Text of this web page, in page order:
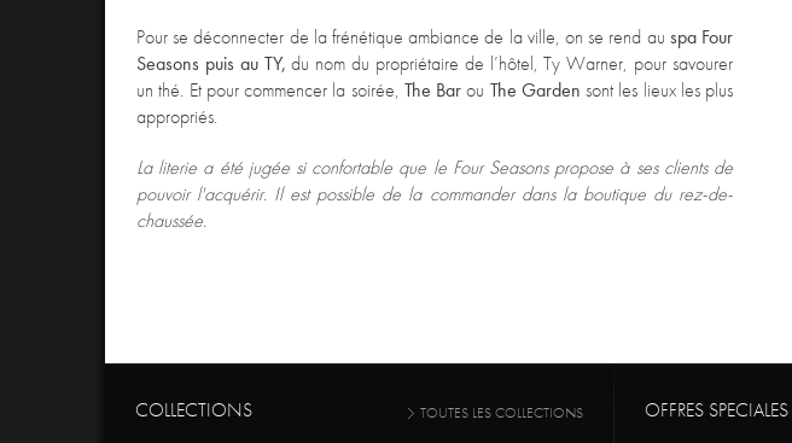
Pour se déconnecter de la frénétique ambiance de la ville, on se rend au spa Four
Seasons puis au TY, du nom du propriétaire de l’hôtel, Ty Warner, pour savourer
un thé. Et pour commencer la soirée, The Barou The Garden sont les lieux les plus
appropriés.
La literie a été jugée si confortable que le Four Seasons propose à ses clients de
pouvoir l'acquérir. Il est possible de la commander dans la boutique du rez-de-
chaussée.
COLLECTIONS TOUTES LES COLLECTIONS OFFRES SPECIALES